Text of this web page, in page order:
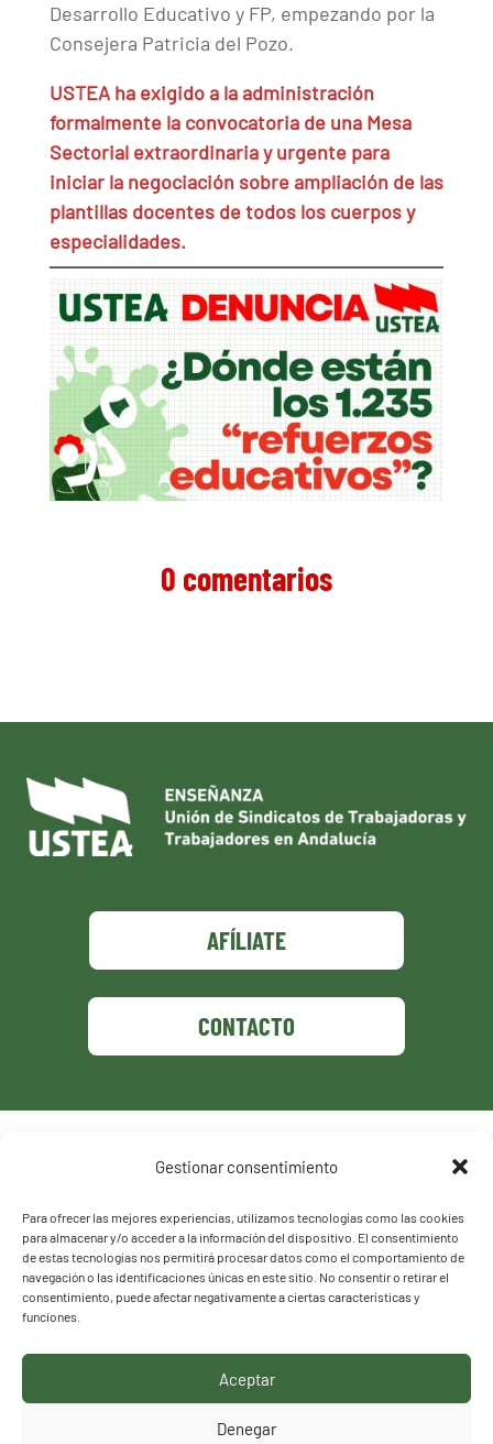
Gestionar consentimiento
Para ofrecer las mejores experiencias, utilizamos tecnologías como las cookies
para almacenar y/o acceder a la información del dispositivo. El consentimiento
de estas tecnologías nos permitirá procesar datos como el comportamiento de
navegación o las identificaciones únicas en este sitio. No consentir o retirar el
consentimiento, puede afectar negativamente a ciertas características y
funciones.
Aceptar
Denegar
Desarrollo Educativo y FP, empezando por la
Consejera Patricia del Pozo.
USTEA ha exigido a la administración
formalmente la convocatoria de una Mesa
Sectorial extraordinaria y urgente para
iniciar la negociación sobre ampliación de las
plantillas docentes de todos los cuerpos y
especialidades.
0 comentarios
AFÍLIATE
CONTACTO
Política de privacidad
HACEMOS LO QUE